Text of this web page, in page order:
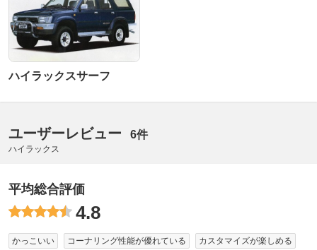
ハイラックスサーフ
ユーザーレビュー 6件
ハイラックス
平均総合評価
4.8
かっこいい コーナリング性能が優れている カスタマイズが楽しめる